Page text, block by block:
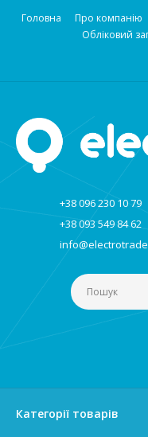
Головна Про компанію
Обліковий
+38 096 230 10 79
+38 093 549 84 62
Категорії товарів